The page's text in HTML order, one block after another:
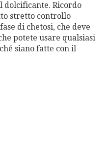
dolcificante. Ricordo
stretto controllo
di chetosi, che deve
potete usare qualsiasi
siano fatte con il